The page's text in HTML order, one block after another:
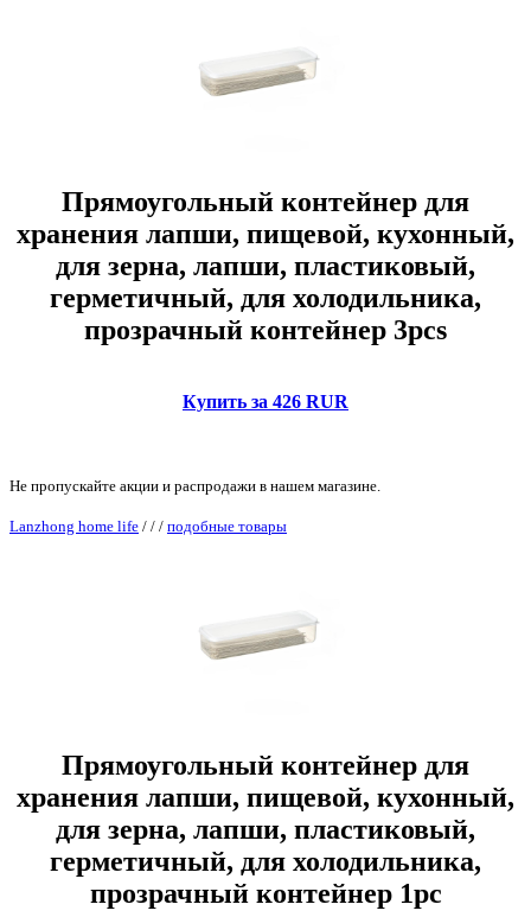
Прямоугольный контейнер для
хранения лапши, пищевой, кухонный,
для зерна, лапши, пластиковый,
герметичный, для холодильника,
прозрачный контейнер 3pcs
Купить за 426 RUR
Не пропускайте акции и распродажи в нашем магазине.
Lanzhong home life / / / подобные товары
Прямоугольный контейнер для
хранения лапши, пищевой, кухонный,
для зерна, лапши, пластиковый,
герметичный, для холодильника,
прозрачный контейнер 1pc